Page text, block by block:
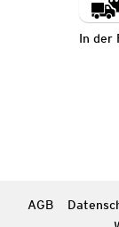
In der
AGB